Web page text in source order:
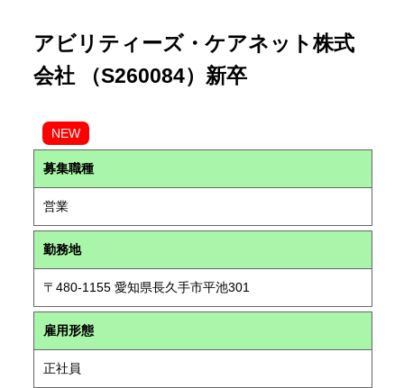
アビリティーズ・ケアネット株式
会社 （S260084）新卒
NEW
募集職種
営業
勤務地
〒480-1155 愛知県長久手市平池301
雇用形態
正社員